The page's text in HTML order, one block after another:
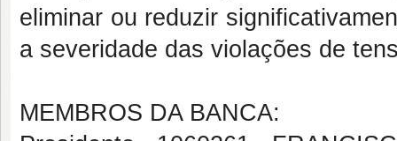
eliminar ou reduzir
a severidade das violações de
MEMBROS DA BANCA: